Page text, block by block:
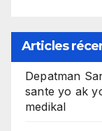
Articles
Depatman
sante yo ak
medikal